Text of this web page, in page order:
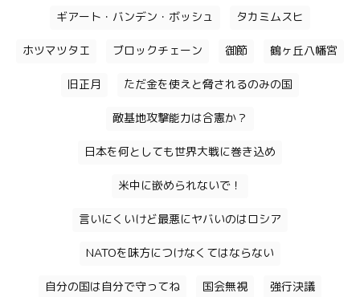
ギアート・バンデン・ボッシュ タカミムスヒ
ホツマツタエ ブロックチェーン 御節 鶴ヶ丘八幡宮
旧正月 ただ金を使えと脅されるのみの国
敵基地攻撃能力は合憲か？
日本を何としても世界大戦に巻き込め
米中に嵌められないで！
言いにくいけど最悪にヤバいのはロシア
NATOを味方につけなくてはならない
自分の国は自分で守ってね 国会無視 強行決議